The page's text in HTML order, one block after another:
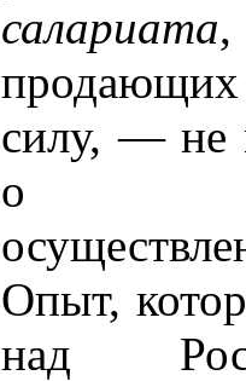
салариата,
силу, — не
о
Опыт,
над